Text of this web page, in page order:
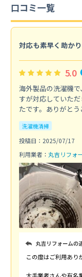
口コミ一覧
対応も素早く助か
5.0
海外製品の洗濯機
すが対応していた
たです。ありがとう
洗濯機清掃
投稿日：2025/07/17
利用業者： 丸吉リフォ
丸吉リフォームの
この度はご利用あり
大手業者さんや有名